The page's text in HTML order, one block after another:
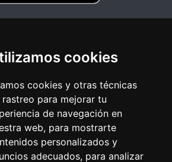
cookies
cookies y otras técnicas
rastreo para mejorar tu
de navegación en
web, para mostrarte
personalizados y
adecuados, para analizar
y no relacionada con ninguna organización o
competiciones, marcas comerciales y
página de resultados de ciclismo son